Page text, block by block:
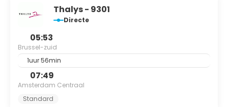
Thalys - 9301
Directe
05:53
Brussel-zuid
1uur 56min
07:49
Amsterdam Centraal
Standard